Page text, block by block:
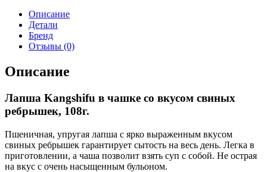
Описание
Детали
Бренд
Отзывы (0)
Описание
Лапша Kangshifu в чашке со вкусом свиных
ребрышек, 108г.
Пшеничная, упругая лапша с ярко выраженным вкусом
свиных ребрышек гарантирует сытость на весь день. Легка в
приготовлении, а чаша позволит взять суп с собой. Не острая
на вкус с очень насыщенным бульоном.